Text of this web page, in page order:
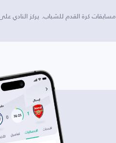
كرة القدم للشباب. يركز النادي